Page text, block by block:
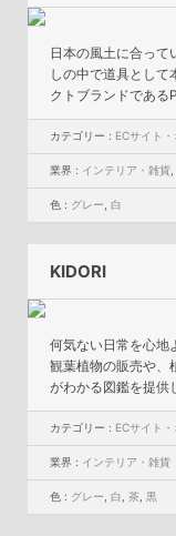
日本の風土に合って
しの中で道具とし
クトブランドである
カテゴリー : ECサイト
業界 : インテリア・雑貨
色 : グレー ,白
KIDORI
何気ない日常を心地
観葉植物の販売や、
がわかる図鑑を提供
カテゴリー : ECサイト
業界 : インテリア・雑貨
色 : グレー ,白 ,茶 ,黒